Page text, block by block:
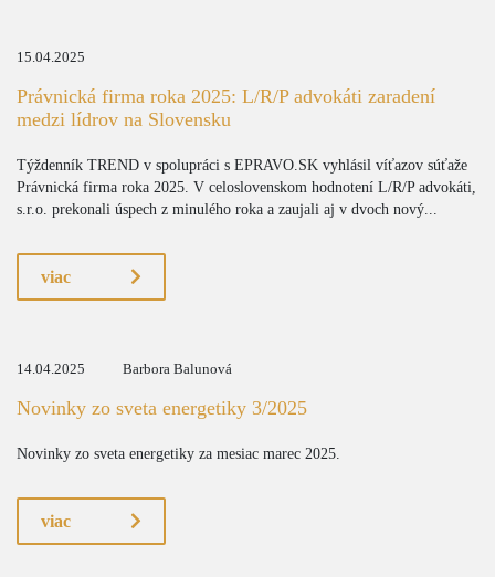
15.04.2025
Právnická firma roka 2025: L/R/P advokáti zaradení
medzi lídrov na Slovensku
Týždenník TREND v spolupráci s EPRAVO.SK vyhlásil víťazov súťaže
Právnická firma roka 2025. V celoslovenskom hodnotení L/R/P advokáti,
s.r.o. prekonali úspech z minulého roka a zaujali aj v dvoch nový...
viac
14.04.2025 Barbora Balunová
Novinky zo sveta energetiky 3/2025
Novinky zo sveta energetiky za mesiac marec 2025.
viac